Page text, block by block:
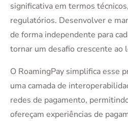
significativa em termos
regulatórios. Desenvolver e
de forma independente para
tornar um desafio crescente ao
O RoamingPay simplifica esse
uma camada de
redes de pagamento,
ofereçam experiências de